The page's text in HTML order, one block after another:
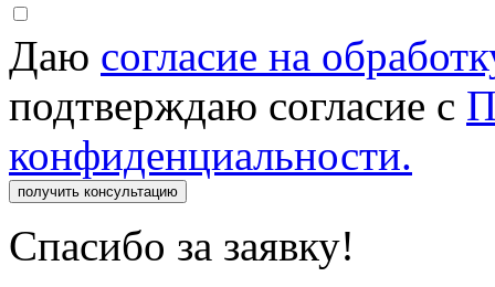
Даю согласие на
подтверждаю согласие с
конфиденциальности.
получить консультацию
Спасибо за заявку!